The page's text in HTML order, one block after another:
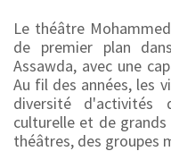
Le théâtre
de premier plan
Assawda, avec une
Au fil des années, les
diversité d'activités
culturelle et de
théâtres, des groupes